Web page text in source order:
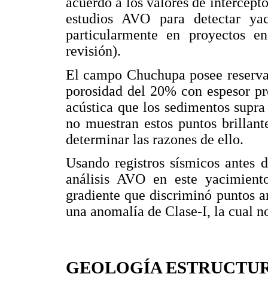
estudios AVO para detectar
particularmente en proyectos
revisión).
El campo Chuchupa posee
porosidad del 20% con espesor
acústica que los sedimentos
no muestran estos puntos
determinar las razones de ello.
Usando registros sísmicos
análisis AVO en este
gradiente que discriminó puntos
una anomalía de Clase-I, la cual
GEOLOGÍA